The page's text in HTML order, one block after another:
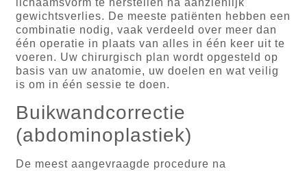
lichaamsvorm te herstellen na aanzienlijk
gewichtsverlies. De meeste patiënten hebben een
combinatie nodig, vaak verdeeld over meer dan
één operatie in plaats van alles in één keer uit te
voeren. Uw chirurgisch plan wordt opgesteld op
basis van uw anatomie, uw doelen en wat veilig
is om in één sessie te doen.
Buikwandcorrectie
(abdominoplastiek)
De meest aangevraagde procedure na